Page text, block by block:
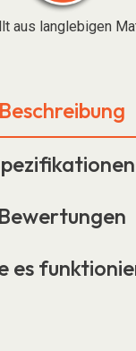
aus langlebigen
Beschreibung
Bewertungen
es